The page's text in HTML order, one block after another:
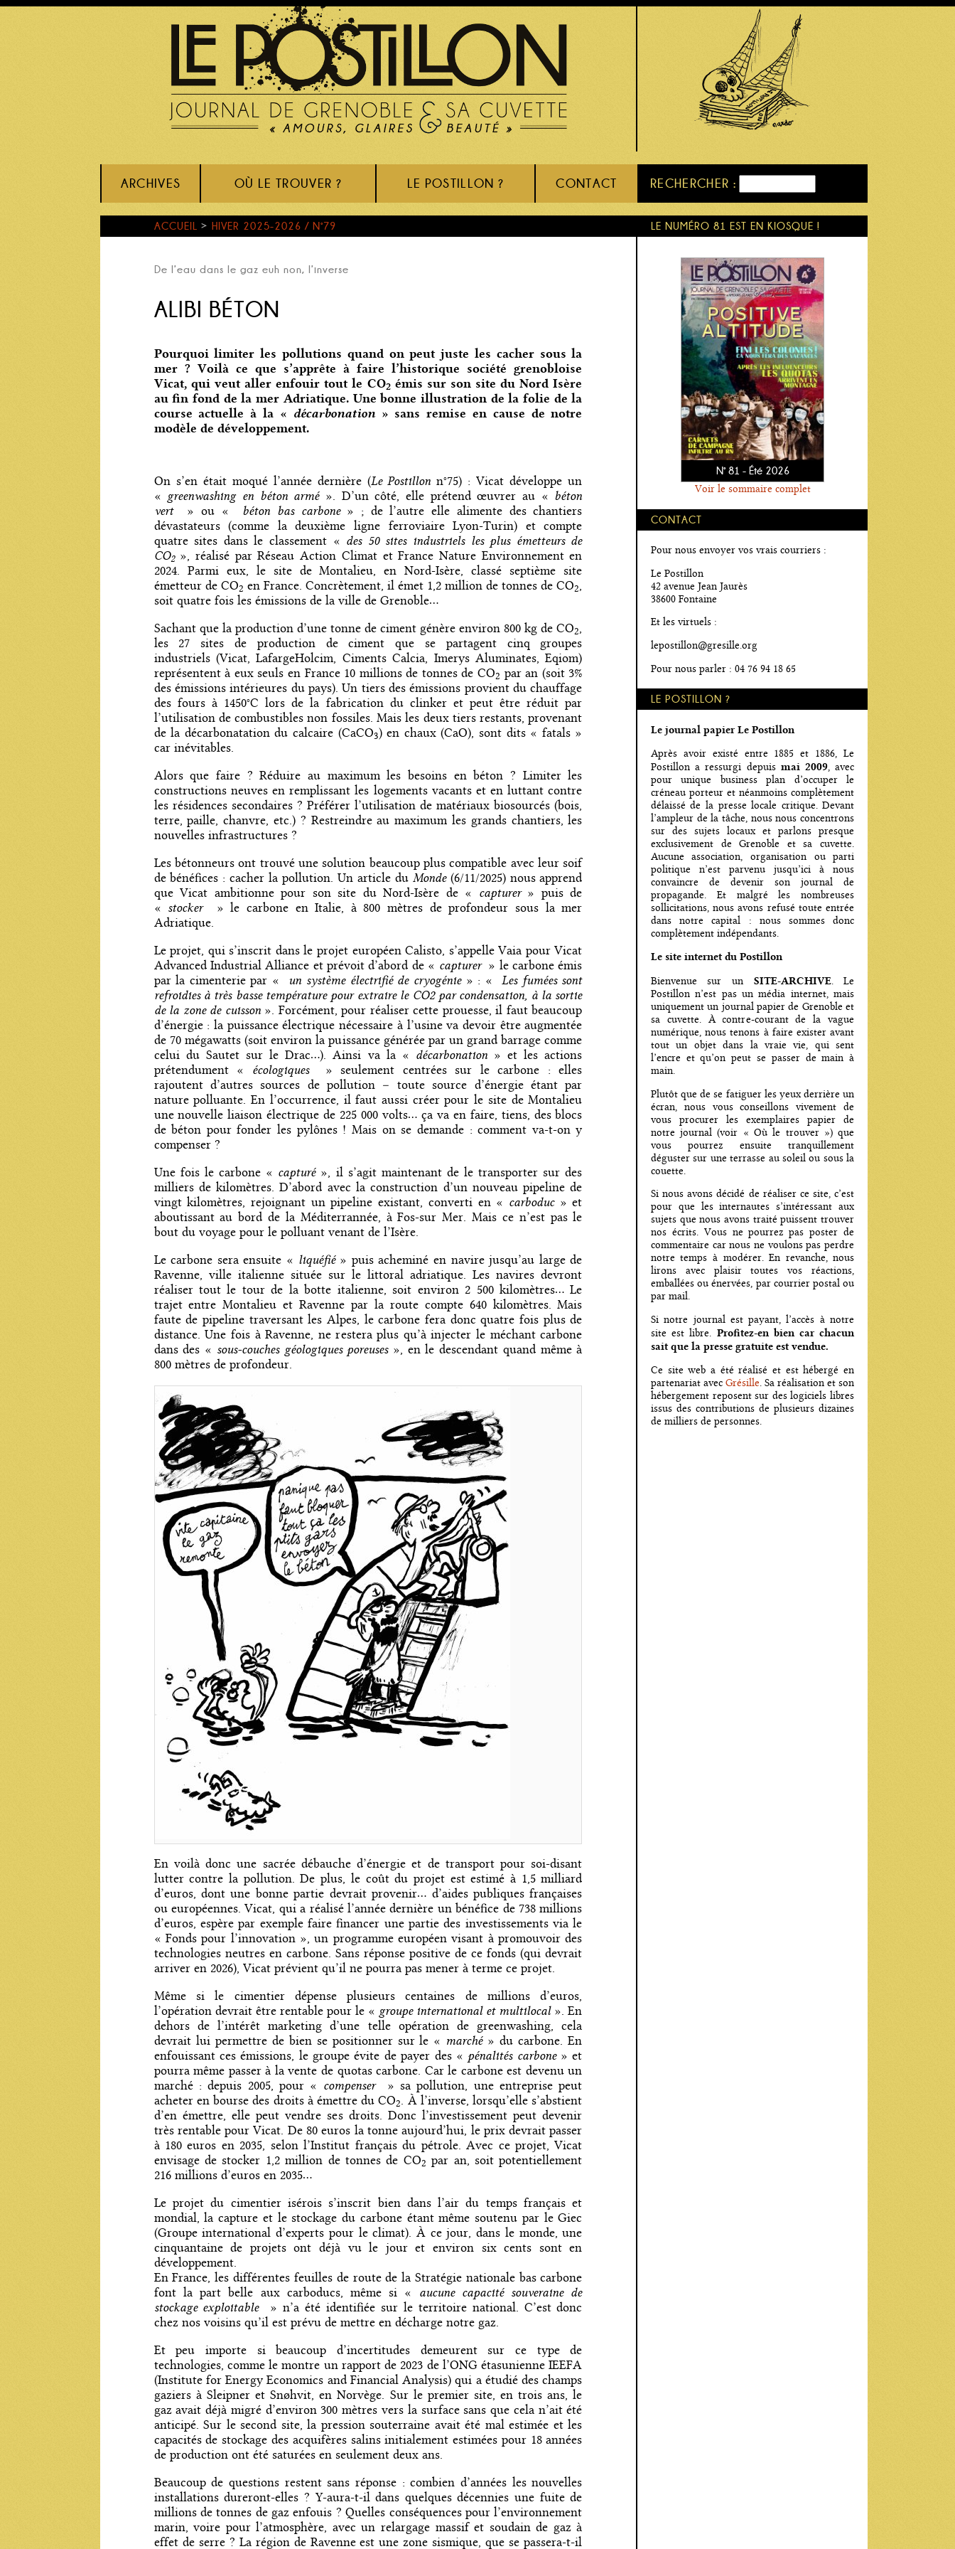
ARCHIVES OÙ LE TROUVER ? LE POSTILLON ? CONTACT RECHERCHER :
ACCUEIL > HIVER 2025-2026 / N°79
De l’eau dans le gaz euh non, l’inverse
ALIBI BÉTON
Pourquoi limiter les pollutions quand on peut juste les cacher sous la
mer ? Voilà ce que s’apprête à faire l’historique société grenobloise
Vicat, qui veut aller enfouir tout le CO2émis sur son site du Nord Isère
au fin fond de la mer Adriatique. Une bonne illustration de la folie de la
course actuelle à la « décarbonation» sans remise en cause de notre
modèle de développement.
On s’en était moqué l’année dernière (Le Postillonn°75) : Vicat développe un
« greenwashing en béton armé». D’un côté, elle prétend œuvrer au « béton
vert
» ou « béton bas carbone» ; de l’autre elle alimente des chantiers
dévastateurs (comme la deuxième ligne ferroviaire Lyon-Turin) et compte
quatre sites dans le classement « des 50 sites industriels les plus émetteurs de
CO2», réalisé par Réseau Action Climat et France Nature Environnement en
2024. Parmi eux, le site de Montalieu, en Nord-Isère, classé septième site
émetteur de CO2 en France. Concrètement, il émet 1,2 million de tonnes de CO2,
soit quatre fois les émissions de la ville de Grenoble…
Sachant que la production d’une tonne de ciment génère environ 800 kg de CO2,
les 27 sites de production de ciment que se partagent cinq groupes
industriels (Vicat, LafargeHolcim, Ciments Calcia, Imerys Aluminates, Eqiom)
représentent à eux seuls en France 10 millions de tonnes de CO2 par an (soit 3%
des émissions intérieures du pays). Un tiers des émissions provient du chauffage
des fours à 1450°C lors de la fabrication du clinker et peut être réduit par
l’utilisation de combustibles non fossiles. Mais les deux tiers restants, provenant
de la décarbonatation du calcaire (CaCO3) en chaux (CaO), sont dits « fatals »
car inévitables.
Alors que faire ? Réduire au maximum les besoins en béton ? Limiter les
constructions neuves en remplissant les logements vacants et en luttant contre
les résidences secondaires ? Préférer l’utilisation de matériaux biosourcés (bois,
terre, paille, chanvre, etc.) ? Restreindre au maximum les grands chantiers, les
nouvelles infrastructures ?
Les bétonneurs ont trouvé une solution beaucoup plus compatible avec leur soif
de bénéfices : cacher la pollution. Un article du Monde(6/11/2025) nous apprend
que Vicat ambitionne pour son site du Nord-Isère de « capturer» puis de
« stocker
» le carbone en Italie, à 800 mètres de profondeur sous la mer
Adriatique.
Le projet, qui s’inscrit dans le projet européen Calisto, s’appelle Vaia pour Vicat
Advanced Industrial Alliance et prévoit d’abord de « capturer » le carbone émis
par la cimenterie par «
un système électrifié de cryogénie» : «
Les fumées sont
refroidies à très basse température pour extraire le CO2 par condensation, à la sortie
de la zone de cuisson». Forcément, pour réaliser cette prouesse, il faut beaucoup
d’énergie : la puissance électrique nécessaire à l’usine va devoir être augmentée
de 70 mégawatts (soit environ la puissance générée par un grand barrage comme
celui du Sautet sur le Drac…). Ainsi va la « décarbonation» et les actions
prétendument « écologiques
» seulement centrées sur le carbone : elles
rajoutent d’autres sources de pollution – toute source d’énergie étant par
nature polluante. En l’occurrence, il faut aussi créer pour le site de Montalieu
une nouvelle liaison électrique de 225 000 volts… ça va en faire, tiens, des blocs
de béton pour fonder les pylônes ! Mais on se demande : comment va-t-on y
compenser ?
Une fois le carbone « capturé», il s’agit maintenant de le transporter sur des
milliers de kilomètres. D’abord avec la construction d’un nouveau pipeline de
vingt kilomètres, rejoignant un pipeline existant, converti en « carboduc» et
aboutissant au bord de la Méditerrannée, à Fos-sur Mer. Mais ce n’est pas le
bout du voyage pour le polluant venant de l’Isère.
Le carbone sera ensuite « liquéfié» puis acheminé en navire jusqu’au large de
Ravenne, ville italienne située sur le littoral adriatique. Les navires devront
réaliser tout le tour de la botte italienne, soit environ 2 500 kilomètres… Le
trajet entre Montalieu et Ravenne par la route compte 640 kilomètres. Mais
faute de pipeline traversant les Alpes, le carbone fera donc quatre fois plus de
distance. Une fois à Ravenne, ne restera plus qu’à injecter le méchant carbone
dans des « sous-couches géologiques poreuses», en le descendant quand même à
800 mètres de profondeur.
En voilà donc une sacrée débauche d’énergie et de transport pour soi-disant
lutter contre la pollution. De plus, le coût du projet est estimé à 1,5 milliard
d’euros, dont une bonne partie devrait provenir… d’aides publiques françaises
ou européennes. Vicat, qui a réalisé l’année dernière un bénéfice de 738 millions
d’euros, espère par exemple faire financer une partie des investissements via le
« Fonds pour l’innovation », un programme européen visant à promouvoir des
technologies neutres en carbone. Sans réponse positive de ce fonds (qui devrait
arriver en 2026), Vicat prévient qu’il ne pourra pas mener à terme ce projet.
Même si le cimentier dépense plusieurs centaines de millions d’euros,
l’opération devrait être rentable pour le « groupe international et multilocal». En
dehors de l’intérêt marketing d’une telle opération de greenwashing, cela
devrait lui permettre de bien se positionner sur le « marché» du carbone. En
enfouissant ces émissions, le groupe évite de payer des « pénalités carbone» et
pourra même passer à la vente de quotas carbone. Car le carbone est devenu un
marché : depuis 2005, pour « compenser
» sa pollution, une entreprise peut
acheter en bourse des droits à émettre du CO2. À l’inverse, lorsqu’elle s’abstient
d’en émettre, elle peut vendre ses droits. Donc l’investissement peut devenir
très rentable pour Vicat. De 80 euros la tonne aujourd’hui, le prix devrait passer
à 180 euros en 2035, selon l’Institut français du pétrole. Avec ce projet, Vicat
envisage de stocker 1,2 million de tonnes de CO2 par an, soit potentiellement
216 millions d’euros en 2035...
Le projet du cimentier isérois s’inscrit bien dans l’air du temps français et
mondial, la capture et le stockage du carbone étant même soutenu par le Giec
(Groupe international d’experts pour le climat). À ce jour, dans le monde, une
cinquantaine de projets ont déjà vu le jour et environ six cents sont en
développement.
En France, les différentes feuilles de route de la Stratégie nationale bas carbone
font la part belle aux carboducs, même si « aucune capacité souveraine de
stockage exploitable
» n’a été identifiée sur le territoire national. C’est donc
chez nos voisins qu’il est prévu de mettre en décharge notre gaz.
Et peu importe si beaucoup d’incertitudes demeurent sur ce type de
technologies, comme le montre un rapport de 2023 de l’ONG étasunienne IEEFA
(Institute for Energy Economics and Financial Analysis) qui a étudié des champs
gaziers à Sleipner et Snøhvit, en Norvège. Sur le premier site, en trois ans, le
gaz avait déjà migré d’environ 300 mètres vers la surface sans que cela n’ait été
anticipé. Sur le second site, la pression souterraine avait été mal estimée et les
capacités de stockage des acquifères salins initialement estimées pour 18 années
de production ont été saturées en seulement deux ans.
Beaucoup de questions restent sans réponse : combien d’années les nouvelles
installations dureront-elles ? Y-aura-t-il dans quelques décennies une fuite de
millions de tonnes de gaz enfouis ? Quelles conséquences pour l’environnement
marin, voire pour l’atmosphère, avec un relargage massif et soudain de gaz à
effet de serre ? La région de Ravenne est une zone sismique, que se passera-t-il
LE NUMÉRO 81 EST EN KIOSQUE !
N° 81 - Été 2026
Voir le sommaire complet
CONTACT
Pour nous envoyer vos vrais courriers :
Le Postillon
42 avenue Jean Jaurès
38600 Fontaine
Et les virtuels :
lepostillon@gresille.org
Pour nous parler : 04 76 94 18 65
LE POSTILLON ?
Le journal papier Le Postillon
Après avoir existé entre 1885 et 1886, Le
Postillon a ressurgi depuis mai 2009, avec
pour unique business plan d’occuper le
créneau porteur et néanmoins complètement
délaissé de la presse locale critique. Devant
l’ampleur de la tâche, nous nous concentrons
sur des sujets locaux et parlons presque
exclusivement de Grenoble et sa cuvette.
Aucune association, organisation ou parti
politique n’est parvenu jusqu’ici à nous
convaincre de devenir son journal de
propagande. Et malgré les nombreuses
sollicitations, nous avons refusé toute entrée
dans notre capital : nous sommes donc
complètement indépendants.
Le site internet du Postillon
Bienvenue sur un SITE-ARCHIVE. Le
Postillon n’est pas un média internet, mais
uniquement un journal papier de Grenoble et
sa cuvette. À contre-courant de la vague
numérique, nous tenons à faire exister avant
tout un objet dans la vraie vie, qui sent
l’encre et qu’on peut se passer de main à
main.
Plutôt que de se fatiguer les yeux derrière un
écran, nous vous conseillons vivement de
vous procurer les exemplaires papier de
notre journal (voir « Où le trouver ») que
vous pourrez ensuite tranquillement
déguster sur une terrasse au soleil ou sous la
couette.
Si nous avons décidé de réaliser ce site, c’est
pour que les internautes s’intéressant aux
sujets que nous avons traité puissent trouver
nos écrits. Vous ne pourrez pas poster de
commentaire car nous ne voulons pas perdre
notre temps à modérer. En revanche, nous
lirons avec plaisir toutes vos réactions,
emballées ou énervées, par courrier postal ou
par mail.
Si notre journal est payant, l’accès à notre
site est libre.
Profitez-en bien car chacun
sait que la presse gratuite est vendue.
Ce site web a été réalisé et est hébergé en
partenariat avec Grésille . Sa réalisation et son
hébergement reposent sur des logiciels libres
issus des contributions de plusieurs dizaines
de milliers de personnes.